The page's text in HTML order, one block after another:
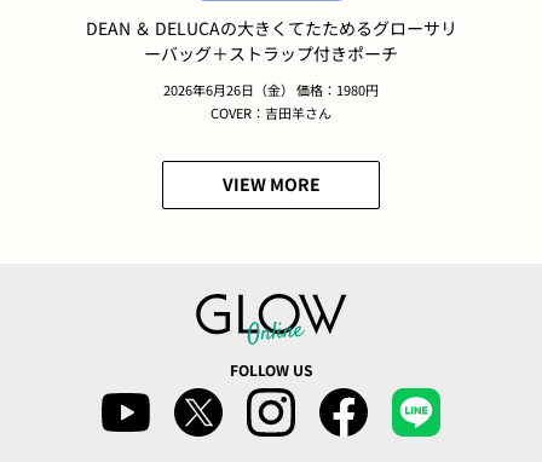
DEAN ＆ DELUCAの大きくてたためるグローサリ
ーバッグ＋ストラップ付きポーチ
2026年6月26日（金） 価格：1980円
COVER：吉田羊さん
VIEW MORE
FOLLOW US